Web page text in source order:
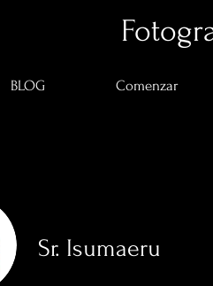
BLOG Comenzar
Sr. Isumaeru